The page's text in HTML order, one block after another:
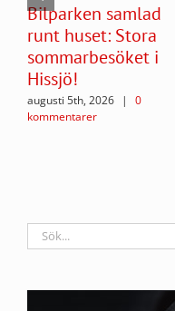
Bilparken samlad
runt huset: Stora
sommarbesöket i
Hissjö!
augusti 5th, 2026 |
0
kommentarer
Sök
efter: